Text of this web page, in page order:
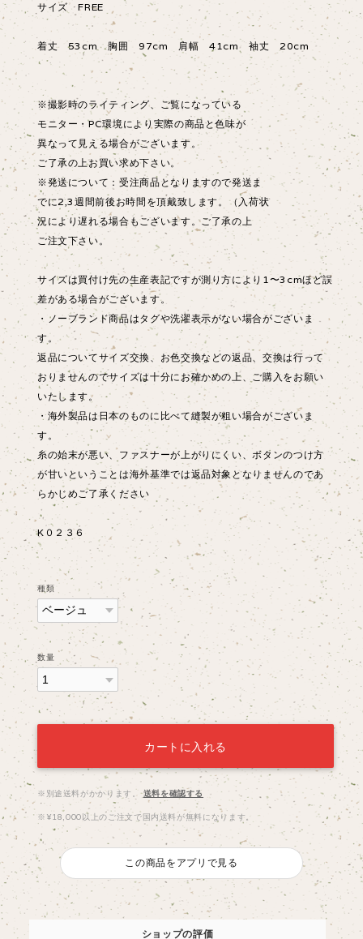
サイズ FREE
着丈 53cm 胸囲 97cm 肩幅 41cm 袖丈 20cm
※撮影時のライティング、ご覧になっている
モニター・PC環境により実際の商品と色味が
異なって見える場合がございます。
ご了承の上お買い求め下さい。
※発送について：受注商品となりますので発送ま
でに2,3週間前後お時間を頂戴致します。（入荷状
況により遅れる場合もございます。ご了承の上
ご注文下さい。
サイズは買付け先の生産表記ですが測り方により1〜3cmほど誤
差がある場合がございます。
・ノーブランド商品はタグや洗濯表示がない場合がございま
す。
返品についてサイズ交換、お色交換などの返品、交換は行って
おりませんのでサイズは十分にお確かめの上、ご購入をお願い
いたします。
・海外製品は日本のものに比べて縫製が粗い場合がございま
す。
糸の始末が悪い、ファスナーが上がりにくい、ボタンのつけ方
が甘いということは海外基準では返品対象となりませんのであ
らかじめご了承ください
K０２３６
種類
数量
カートに入れる
※別途送料がかかります。 送料を確認する
※¥18,000以上のご注文で国内送料が無料になります。
この商品をアプリで見る
ショップの評価